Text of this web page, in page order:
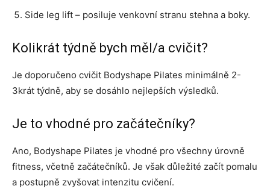
Side leg lift – posiluje venkovní stranu stehna a boky.
Kolikrát týdně bych měl/a cvičit?
Je doporučeno cvičit Bodyshape Pilates minimálně 2-
3krát týdně, aby se dosáhlo nejlepších výsledků.
Je to vhodné pro začátečníky?
Ano, Bodyshape Pilates je vhodné pro všechny úrovně
fitness, včetně začátečníků. Je však důležité začít pomalu
a postupně zvyšovat intenzitu cvičení.